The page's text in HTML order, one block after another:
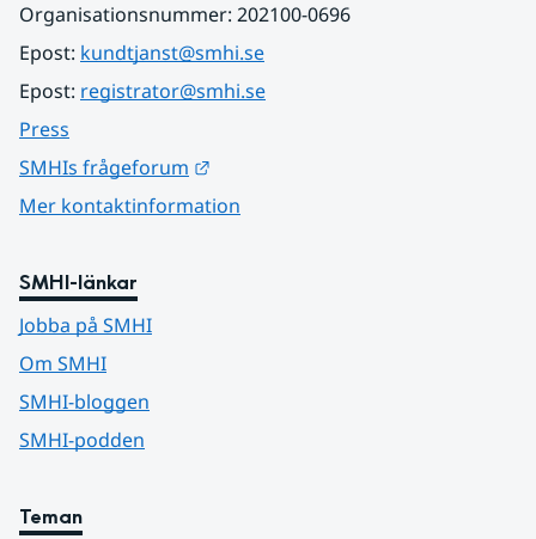
Organisationsnummer: 202100-0696
Epost: kundtjanst@smhi.se
Epost: registrator@smhi.se
Press
SMHIs frågeforum
Mer kontaktinformation
SMHI-länkar
Jobba på SMHI
Om SMHI
SMHI-bloggen
SMHI-podden
Teman